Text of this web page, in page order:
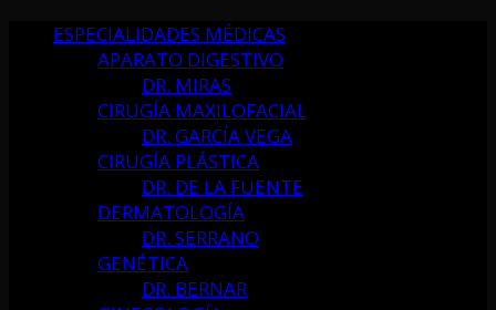
ESPECIALIDADES MÉDICAS
APARATO DIGESTIVO
DR. MIRAS
CIRUGÍA MAXILOFACIAL
DR. GARCÍA VEGA
CIRUGÍA PLÁSTICA
DR. DE LA FUENTE
DERMATOLOGÍA
DR. SERRANO
GENÉTICA
DR. BERNAR